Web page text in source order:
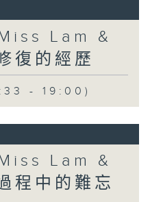
Lam &
復的經歷
- 19:00)
Lam &
中的難忘